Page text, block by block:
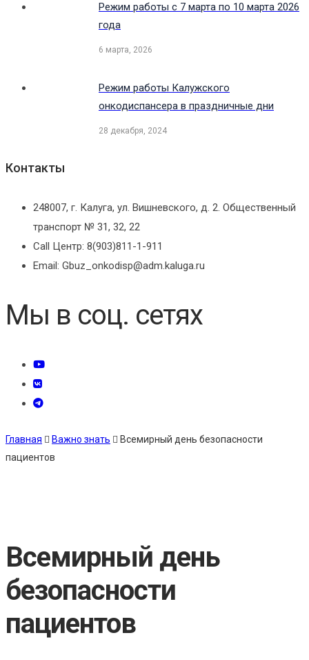
Режим работы с 7 марта по 10 марта 2026
года
6 марта, 2026
Режим работы Калужского
онкодиспансера в праздничные дни
28 декабря, 2024
Контакты
248007, г. Калуга, ул. Вишневского, д. 2. Общественный
транспорт № 31, 32, 22
Call Центр: 8(903)811-1-911
Email: Gbuz_onkodisp@adm.kaluga.ru
Мы в соц. сетях
Главная Важно знать
Всемирный день безопасности
пациентов
Всемирный день
безопасности
пациентов